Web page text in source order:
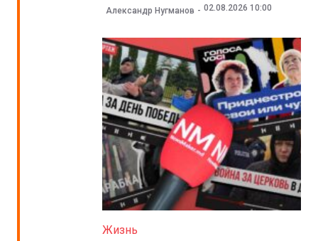
Александр Нугманов 02.08.2026 10:00
Жизнь